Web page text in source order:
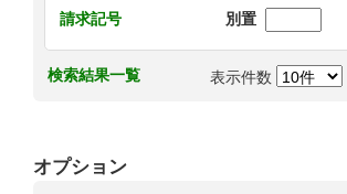
請求記号
別置
検索結果一覧 表示件数
オプション